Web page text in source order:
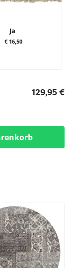
Ja
€ 16,50
129,95 €